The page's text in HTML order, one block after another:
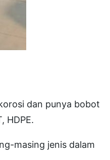
dan punya bobot
HDPE.
masing jenis dalam